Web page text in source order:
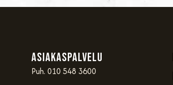
Asiakaspalvelu
Puh. 010 548 3600